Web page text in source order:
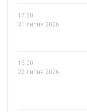
17.50
31 липня 2026
15.00
22 липня 2026